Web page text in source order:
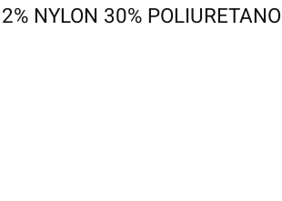
NYLON 30% POLIURETANO